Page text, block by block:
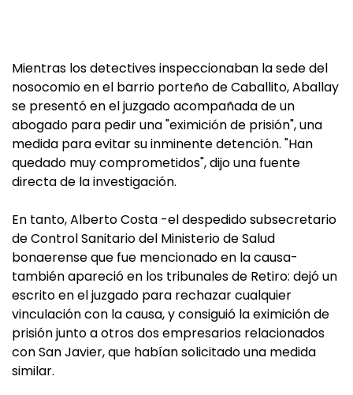
Mientras los detectives inspeccionaban la sede del
nosocomio en el barrio porteño de Caballito, Aballay
se presentó en el juzgado acompañada de un
abogado para pedir una "eximición de prisión", una
medida para evitar su inminente detención. "Han
quedado muy comprometidos", dijo una fuente
directa de la investigación.
En tanto, Alberto Costa -el despedido subsecretario
de Control Sanitario del Ministerio de Salud
bonaerense que fue mencionado en la causa-
también apareció en los tribunales de Retiro: dejó un
escrito en el juzgado para rechazar cualquier
vinculación con la causa, y consiguió la eximición de
prisión junto a otros dos empresarios relacionados
con San Javier, que habían solicitado una medida
similar.